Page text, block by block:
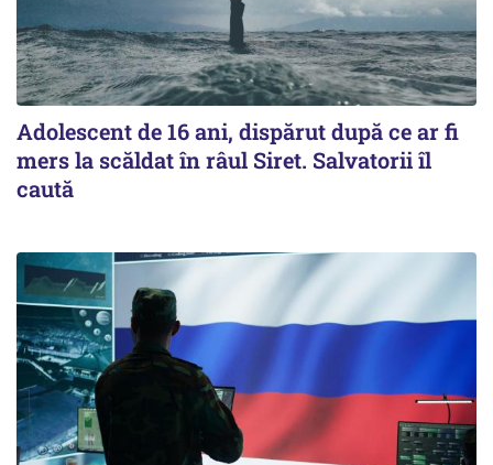
Adolescent de 16 ani, dispărut după ce ar fi
mers la scăldat în râul Siret. Salvatorii îl
caută